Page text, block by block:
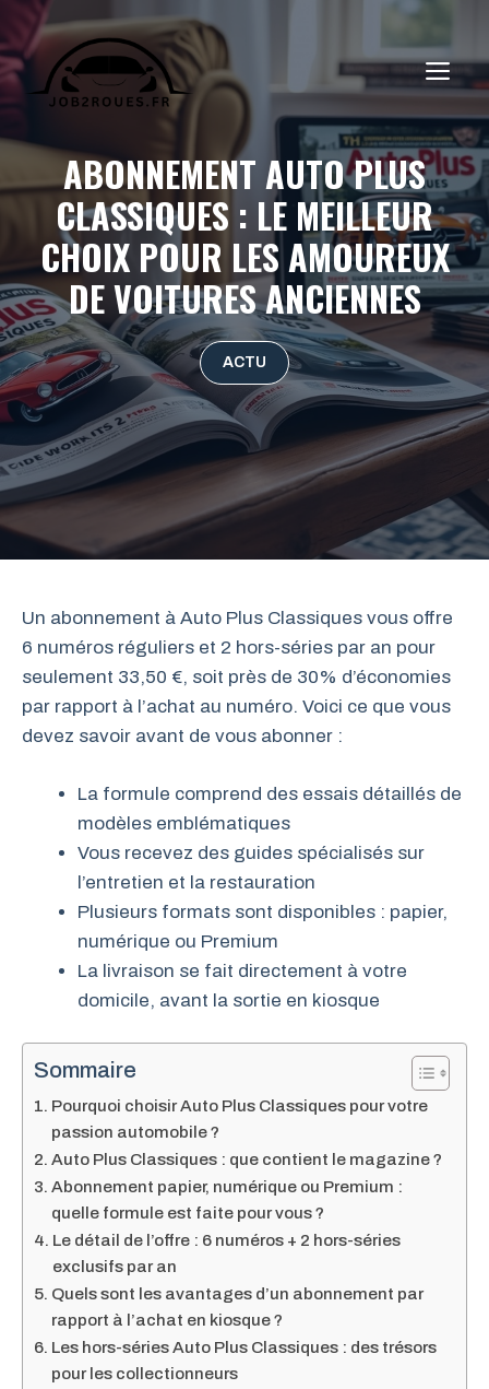
Aller
au
contenu
ABONNEMENT AUTO PLUS
CLASSIQUES : LE MEILLEUR
CHOIX POUR LES AMOUREUX
DE VOITURES ANCIENNES
ACTU
Un abonnement à Auto Plus Classiques vous offre
6 numéros réguliers et 2 hors-séries par an pour
seulement 33,50 €, soit près de 30% d’économies
par rapport à l’achat au numéro. Voici ce que vous
devez savoir avant de vous abonner :
La formule comprend des essais détaillés de
modèles emblématiques
Vous recevez des guides spécialisés sur
l’entretien et la restauration
Plusieurs formats sont disponibles : papier,
numérique ou Premium
La livraison se fait directement à votre
domicile, avant la sortie en kiosque
Sommaire
Pourquoi choisir Auto Plus Classiques pour votre
passion automobile ?
Auto Plus Classiques : que contient le magazine ?
Abonnement papier, numérique ou Premium :
quelle formule est faite pour vous ?
Le détail de l’offre : 6 numéros + 2 hors-séries
exclusifs par an
Quels sont les avantages d’un abonnement par
rapport à l’achat en kiosque ?
Les hors-séries Auto Plus Classiques : des trésors
pour les collectionneurs